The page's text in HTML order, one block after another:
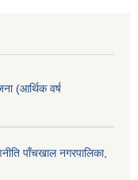
(आर्थिक वर्ष
पाँचखाल नगरपालिका,